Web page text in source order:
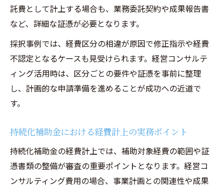
託費として計上する場合も、業務委託契約や成果報告書
など、詳細な証憑が必要となります。
採択事例では、経費区分の相違が原因で修正指示や経費
不認定となるケースも見受けられます。経営コンサルテ
ィング活用時は、区分ごとの要件や証憑を事前に整理
し、計画的な申請準備を進めることが成功への近道で
す。
持続化補助金における経費計上の実務ポイント
持続化補助金の経費計上では、補助対象経費の範囲や証
憑書類の整備が審査の重要ポイントとなります。経営コ
ンサルティング費用の場合、事業計画との関連性や成果